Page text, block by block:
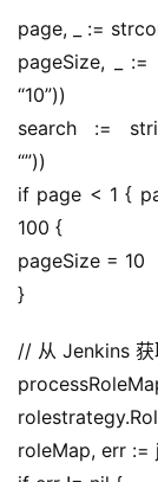
服
务
项
A
提
示
词
开
源
代
码
登录
page, _ :=
pageSize, _ :=
“10”))
search :=
“”))
if page < 1 {
100 {
pageSize = 10
}
// 从 Jenkins 获
roleMap, err :=